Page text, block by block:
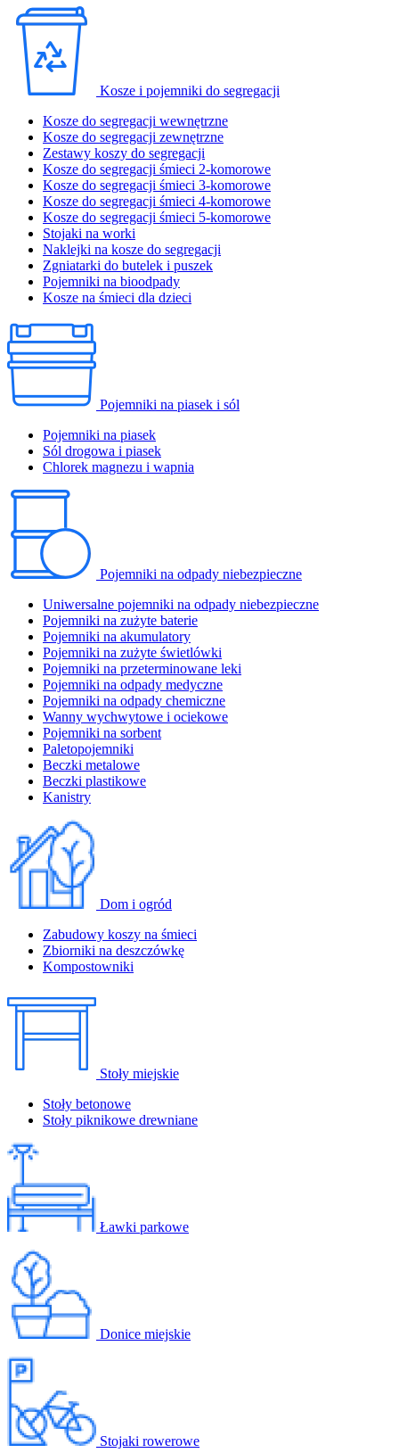
Kosze i pojemniki do segregacji
Kosze do segregacji wewnętrzne
Kosze do segregacji zewnętrzne
Zestawy koszy do segregacji
Kosze do segregacji śmieci 2-komorowe
Kosze do segregacji śmieci 3-komorowe
Kosze do segregacji śmieci 4-komorowe
Kosze do segregacji śmieci 5-komorowe
Stojaki na worki
Naklejki na kosze do segregacji
Zgniatarki do butelek i puszek
Pojemniki na bioodpady
Kosze na śmieci dla dzieci
Pojemniki na piasek i sól
Pojemniki na piasek
Sól drogowa i piasek
Chlorek magnezu i wapnia
Pojemniki na odpady niebezpieczne
Uniwersalne pojemniki na odpady niebezpieczne
Pojemniki na zużyte baterie
Pojemniki na akumulatory
Pojemniki na zużyte świetlówki
Pojemniki na przeterminowane leki
Pojemniki na odpady medyczne
Pojemniki na odpady chemiczne
Wanny wychwytowe i ociekowe
Pojemniki na sorbent
Paletopojemniki
Beczki metalowe
Beczki plastikowe
Kanistry
Dom i ogród
Zabudowy koszy na śmieci
Zbiorniki na deszczówkę
Kompostowniki
Stoły miejskie
Stoły betonowe
Stoły piknikowe drewniane
Ławki parkowe
Donice miejskie
Stojaki rowerowe